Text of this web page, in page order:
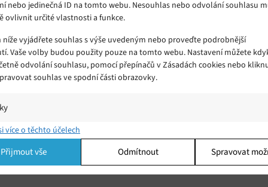
nebo jedinečná ID na tomto webu. Nesouhlas nebo odvolání souhlasu
ovlivnit určité vlastnosti a funkce.
vyjádřete souhlas s výše uvedeným nebo proveďte podrobnější
Vaše volby budou použity pouze na tomto webu. Nastavení můžete
odvolání souhlasu, pomocí přepínačů v Zásadách cookies nebo
souhlas ve spodní části obrazovky.
a/nebo přístup k informacím v zařízení, Porozumění publiku
kombinací údajů z různých zdrojů.
více o těchto účelech
Přijmout vše Odmítnout Spravovat